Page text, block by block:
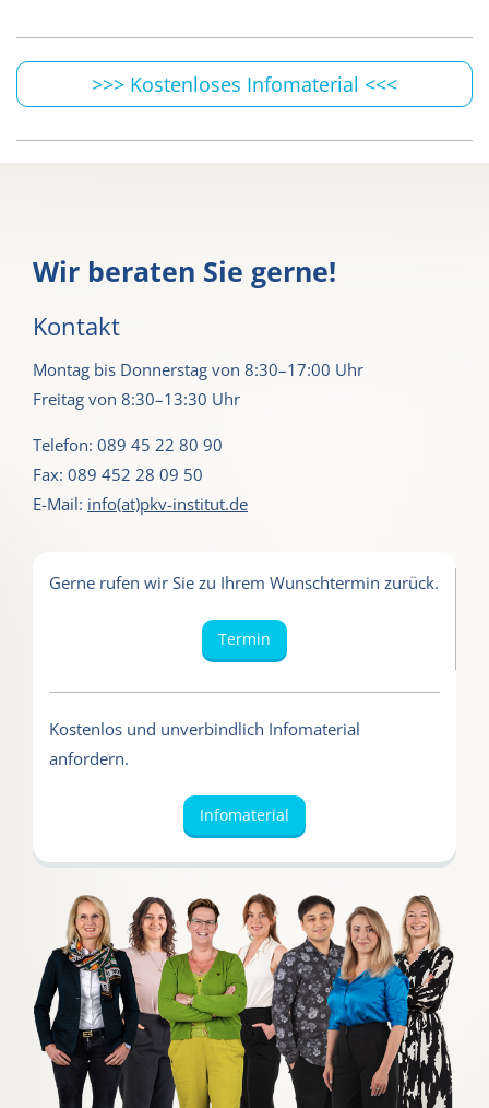
>>> Kostenloses Infomaterial <<<
Wir beraten Sie gerne!
Kontakt
Montag bis Donnerstag von 8:30–17:00 Uhr
Freitag von 8:30–13:30 Uhr
Telefon: 089 45 22 80 90
Fax: 089 452 28 09 50
E-Mail: info(at)pkv-institut.de
Gerne rufen wir Sie zu Ihrem Wunschtermin zurück.
Termin
Kostenlos und unverbindlich Infomaterial
anfordern.
Infomaterial